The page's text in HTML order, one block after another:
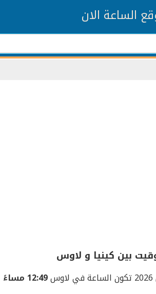
الساعة الان
بين كينيا و لاوس
12:49 مساءً